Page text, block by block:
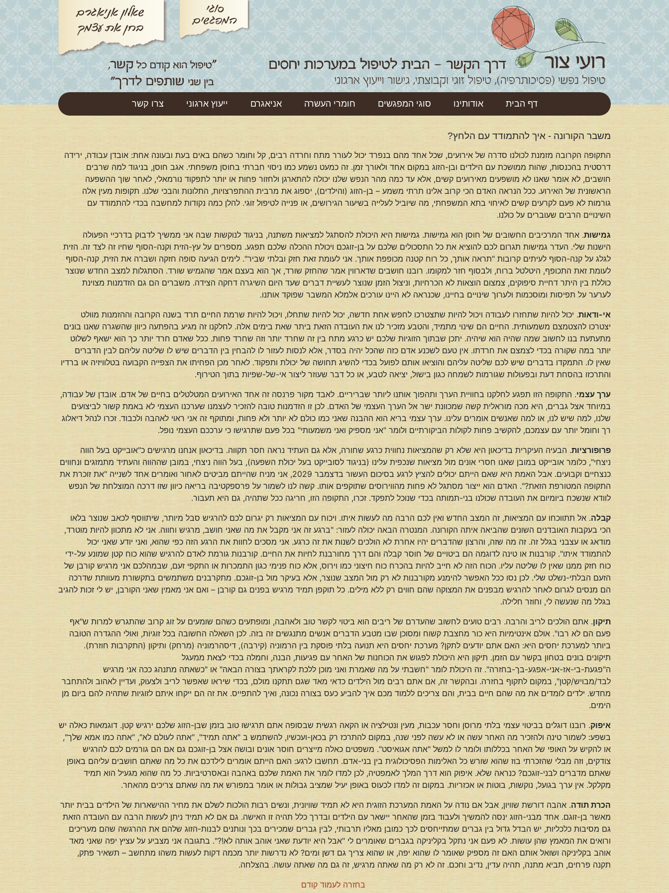
דף הבית אודותינו סוגי המפגשים חומרי העשרה אניאגרם ייעוץ ארגוני צרו קשר
משבר הקורונה - איך להתמודד עם הלחץ?
התקופה הקרובה מזמנת לכולנו סדרה של אירועים, שכל אחד מהם בנפרד יכול לעורר מתח וחרדה רבים, קל וחומר כשהם באים בעת ובעונה אחת: אובדן עבודה, ירידה
דרסטית בהכנסות, שהות ממושכת עם הילדים ובן-הזוג במקום אחד ולאורך זמן. זה כמעט נשמע כמו ניסוי חברתי בחוסן משפחתי. אגב חוסן, בניגוד למה שרבים
חושבים, לא אומר שאנו לא מושפעים מאירועים קשים, אלא עד כמה מהר הנפש שלנו יכולה להתארגן ולחזור פחות או יותר לתפקוד נורמאלי, לאחר שוך ההשפעה
הראשונית של האירוע. ככל הנראה האדם הכי קרוב אלינו תרתי משמע – בן-הזוג (והילדים), יספוג את מרבית ההתפרצויות, התלונות והבכי שלנו. תקופות מעין אלה
גורמות לא פעם לקרעים קשים לאיחוי בתא המשפחתי, מה שיוביל לעלייה בשיעור הגירושים, או פנייה לטיפול זוגי. להלן כמה נקודות למחשבה בכדי להתמודד עם
השינויים הרבים שעוברים על כולנו.
גמישות. אחד המרכיבים החשובים של חוסן הוא גמישות. גמישות היא היכולת להסתגל למציאות משתנה, בניגוד לנוקשות שבה אני ממשיך לדבוק בדרכיי הפעולה
הישנות שלי. העדר גמישות תגרום לכם להוציא את כל התסכולים שלכם על בן-זוגכם ויכולת ההכלה שלכם תפגע. מספרים על עץ-הזית וקנה-הסוף שחיו זה לצד זה. הזית
לגלג על קנה-הסוף לעיתים קרובות "תראה אותך, כל רוח קטנה מכופפת אותך. אני לעומת זאת חזק ובלתי שביר". לימים הגיעה סופה חזקה ושברה את הזית, קנה-הסוף
לעומת זאת התכופף, היטלטל ברוח, ולבסוף חזר למקומו. רובנו חושבים שדארווין אמר שהחזק שורד, אך הוא בעצם אמר שהגמיש שורד. הסתגלות למצב החדש שנוצר
כוללת בין היתר דחיית סיפוקים, צמצום הוצאות לא הכרחיות, וניצול הזמן שנוצר לעשיית דברים שעד היום השיגרה דחקה הצידה. משברים הם גם הזדמנות מצוינת
לערער על תפיסות ומוסכמות ולערוך שינויים בחיינו, שכנראה לא היינו עורכים אלמלא המשבר שפוקד אותנו.
אי-ודאות. יכול להיות שתחזרו לעבודה ויכול להיות שתצטרכו לחפש אחת חדשה, יכול להיות שתחלו, ויכול להיות שרמת החיים תרד בשנה הקרובה וההזמנות מוולט
יצטרכו להצטמצם משמעותית. החיים הם שינוי מתמיד, והטבע מזכיר לנו את העובדה הזאת ביתר שאת בימים אלה. לחלקנו זה מגיע בהפתעה כיוון שהשגרה שאנו בונים
מתעתעת בנו לחשוב שמה שהיה הוא שיהיה. יתכן שבתוך הזוגיות שלכם יש כרגע מתח בין זה שחרד יותר וזה שחרד פחות. ככל שאדם חרד יותר כך הוא ישאף לשלוט
יותר במה שקורה בכדי לצמצם את חרדתו. אין טעם לשכנע אדם כזה שהכל יהיה בסדר, אלא לנסות לעזור לו להבחין בין הדברים שיש לו שליטה עליהם לבין הדברים
שאין לו. התמקדו בדברים שיש לכם שליטה עליהם והוציאו אותם לפועל בכדי להשיג תחושה של יכולת ותפקוד. לאחר מכן הפחיתו את הצפייה הקבועה בטלוויזיה או ברדיו
והתרכזו בהסחת דעת ובפעולות שגורמות לשמחה כגון בישול, יציאה לטבע, או כל דבר שעוזר ליצור אי-של-שפיות בתוך הטירוף.
ערך עצמי. התקופה הזו תפגע לחלקנו בחוויית הערך ותהפוך אותנו ליותר שבריריים. לאבד מקור פרנסה זה אחד האירועים המטלטלים בחיים של אדם. אובדן של עבודה,
במיוחד אצל גברים, היא מכה מוראלית קשה שמכוונת ישר אל הערך העצמי של האדם. לכן זו הזדמנות טובה להזכיר לעצמנו שערכנו העצמי לא באמת קשור לביצועים
שלנו, למה שיש לנו, או למה שאנשים אומרים עלינו. ערך עצמי בריא הוא ההבנה שאני כמו כולם לא יותר ולא פחות, ומתוקף זה אני ראוי לאהבה ולכבוד. זכרו לנהל דיאלוג
רך וחומל יותר עם עצמכם, להקשיב פחות לקולות הביקורתיים ולומר "אני מספיק ואני משמעותי" בכל פעם שתרגישו כי ערככם העצמי נופל.
פרופורציות. הבעיה העיקרית בדיכאון היא שלא רק שהמציאות נחווית כרגע שחורה, אלא גם העתיד נראה חסר תקווה. בדיכאון אנחנו מרגישים כ"אובייקט בעל הווה
ניצחי", כלומר אובייקט במובן שאנו חסרי אונים מול מציאות שנכפית עלינו (בניגוד לסובייקט בעל יכולת השפעה), בעל הווה ניצחי, במובן שההווה והעתיד מתמזגים ונחווים
כנצחיים וקבועים. אבל האמת היא שאם הייתם יכולים להציץ לרגע בסיכום העשור בדצמבר 2029, אני מניח שהייתם מביטים לאחור ואומרים אחד לשנייה "את זוכרת את
התקופה המטורפת הזאת?". האדם הוא ייצור מסתגל לא פחות מהווירוסים שתוקפים אותו. קשה לנו לשמור על פרספקטיבה בריאה כיוון שזו דרכה המוצלחת של הנפש
לוודא שנשכח ביומיום את העובדה שכולנו בני-תמותה בכדי שנוכל לתפקד. זכרו, התקופה הזו, חריגה ככל שתהיה, גם היא תעבור.
קבלה. אל תתווכחו עם המציאות, זה המצב החדש ואין לכם הרבה מה לעשות איתו. ויכוח עם המציאות רק יגרום לכם להרגיש סבל מיותר, שיתווסף לכאב שנוצר בלאו
הכי בעקבות האובדנים השונים שהביאה איתה הקורונה. המנטרה הבאה יכולה לעזור: "ברגע זה אני מקבל את מה שאני חושב, מרגיש וחווה. אני לא מתכוון להיות מוטרד,
מודאג או עצבני בגלל זה. זה מה שזה, והרצון שהדברים יהיו אחרת לא הולכים לשנות את זה כרגע. אני מסכים לחוות את הרגע הזה כפי שהוא, ואני יודע שאני יכול
להתמודד איתו". קורבנות או טינה לדוגמה הם ביטויים של חוסר קבלה והם דרך מחורבנת לחיות את החיים. קורבנות גורמת לאדם להרגיש שהוא כוח קטן שמונע על-ידי
כוח חזק ממנו שאין לו שליטה עליו. הכוח הזה לא חייב להיות בהכרח כוח חיצוני כמו וירוס, אלא כוח פנימי כגון התמכרות או התקפי זעם, שבמהלכם אני מרגיש קורבן של
הזעם הבלתי-נשלט שלי. לכן נסו ככל האפשר להימנע מקורבנות לא רק מול המצב שנוצר, אלא בעיקר מול בן-זוגכם. מתקרבנים משתמשים בתקשורת מעוותת שדרכה
הם מנסים לגרום לאחר להרגיש מבפנים את המצוקה שהם חווים רק ללא מילים. כל תוקפן תמיד מרגיש בפנים גם קורבן – ואם אני מאמין שאני הקורבן, יש לי זכות להגיב
בגלל מה שנעשה לי, וחוזר חלילה.
תיקון. אתם הולכים לריב והרבה. רבים טועים לחשוב שהעדרם של ריבים הוא ביטוי לקשר טוב ולאהבה, ומופתעים כשהם שומעים על זוג קרוב שהתגרש למרות ש"אף
פעם הם לא רבו". אולם אינטימיות היא כור מחצבת קשוח ומסוכן שבו מטבע הדברים אנשים מתנגשים זה בזה. לכן השאלה החשובה בכל זוגיות, ואולי ההגדרה הטובה
ביותר למערכת יחסים היא: האם אתם יודעים לתקן? מערכת יחסים היא תנועה בלתי פוסקת בין הרמוניה (קירבה), דיסהרמוניה (מרחק) ותיקון (התקרבות חוזרת).
תיקונים בונים בטחון בקשר עם הזמן. תיקון היא היכולת לפגוש את הכוחנות של האחר עם פגיעות, הבנה, וחמלה בכדי לצאת ממעגל
ה"פגעת-בי-אז-אני-אפגע-בך-בחזרה". זה היכולת לומר "חשבתי על מה שאמרת ואני מוכן ללכת לקראתך בצורה הבאה" או "כשאתה מתנהג ככה אני מרגיש
לבד/מבויש/קטן", במקום לתקוף בחזרה. ובהקשר זה, אם אתם רבים מול הילדים כדאי מאד שגם תתקנו מולם, בכדי שיראו שאפשר לריב ולצעוק, ועדיין לאהוב ולהתחבר
מחדש. ילדים לומדים את מה שהם חיים בבית, והם צריכים ללמוד מכם איך להביע כעס בצורה נכונה, ואיך להתפייס. את זה הם ייקחו איתם לזוגיות שתהיה להם ביום מן
הימים.
איפוק. רובנו דוגלים בביטוי עצמי בלתי מרוסן וחסר עכבות, מעין ונטילציה או הקאה רגשית שבסופה אתם תרגישו טוב בזמן שבן-הזוג שלכם ירגיש קטן. דוגמאות כאלה יש
בשפע: לשמור טינה ולהזכיר מה האחר עשה או לא עשה לפני שנה, במקום להתרכז רק בכאן-ועכשיו, להשתמש ב "אתה תמיד", "אתה לעולם לא", "אתה כמו אמא שלך",
או להקיש על האופי של האחר בכללותו ולומר לו למשל "אתה אגואיסט". משפטים כאלה מייצרים חוסר אונים ובושה אצל בן-זוגכם גם אם הם גורמים לכם להרגיש
צודקים, וזה מבלי שהזכרתי בוז שהוא שורש כל האלימות הפסיכולוגית בין בני-אדם. תחשבו לרגע: האם הייתם אומרים לילדכם את כל מה שאתם חושבים עליהם באופן
שאתם מדברים לבני-זוגכם? כנראה שלא. איפוק הוא דרך המלך לאמפטיה, לכן למדו לומר את האמת שלכם באהבה ובאסרטיביות. כל מה שהוא מגעיל הוא תמיד
מקלקל. אין ערך בגועל, נוקשות, בוטות או אכזריות. במקום זה למדו לכעוס באופן יעיל שמציב גבולות או אומר במפורש את מה שאתם צריכים מהאחר.
הכרת תודה. אהבה דורשת שוויון, אבל אם נודה על האמת המערכת הזוגית היא לא תמיד שוויונית, ונשים רבות הולכות לשלם את מחיר ההישארות של הילדים בבית יותר
מאשר בן-זוגם. אחד מבני-הזוג ינסה להמשיך ולעבוד בזמן שהאחר יישאר עם הילדים ובדרך כלל תהיה זו האישה. גם אם לא תמיד ניתן לעשות הרבה עם העובדה הזאת
גם מסיבות כלכליות, יש הבדל גדול בין גברים שמתייחסים לכך כמובן מאליו תרבותי, לבין גברים שמכירים בכך ונותנים לבנות-הזוג שלהם את ההרגשה שהם מעריכים
ורואים את המאמץ שהן עושות. לא פעם אני נתקל בקליניקה בגברים שאומרים לי "אבל היא יודעת שאני אוהב אותה לא!?". בתגובה אני מצביע על עציץ יפה שאני מאד
אוהב בקליניקה ושואל אותם האם זה מספיק שאומר לו שהוא יפה, או שהוא צריך גם דשן ומים? לא נדרשות יותר מכמה דקות לעשות משהו מתחשב – תשאיר פתק,
תקנה פרחים, תביא מתנה, תהיה עדין, נדיב וחכם. זה לא רק מה שאתה מרגיש, זה גם מה שאתה עושה. בהצלחה.
בחזרה לעמוד קודם